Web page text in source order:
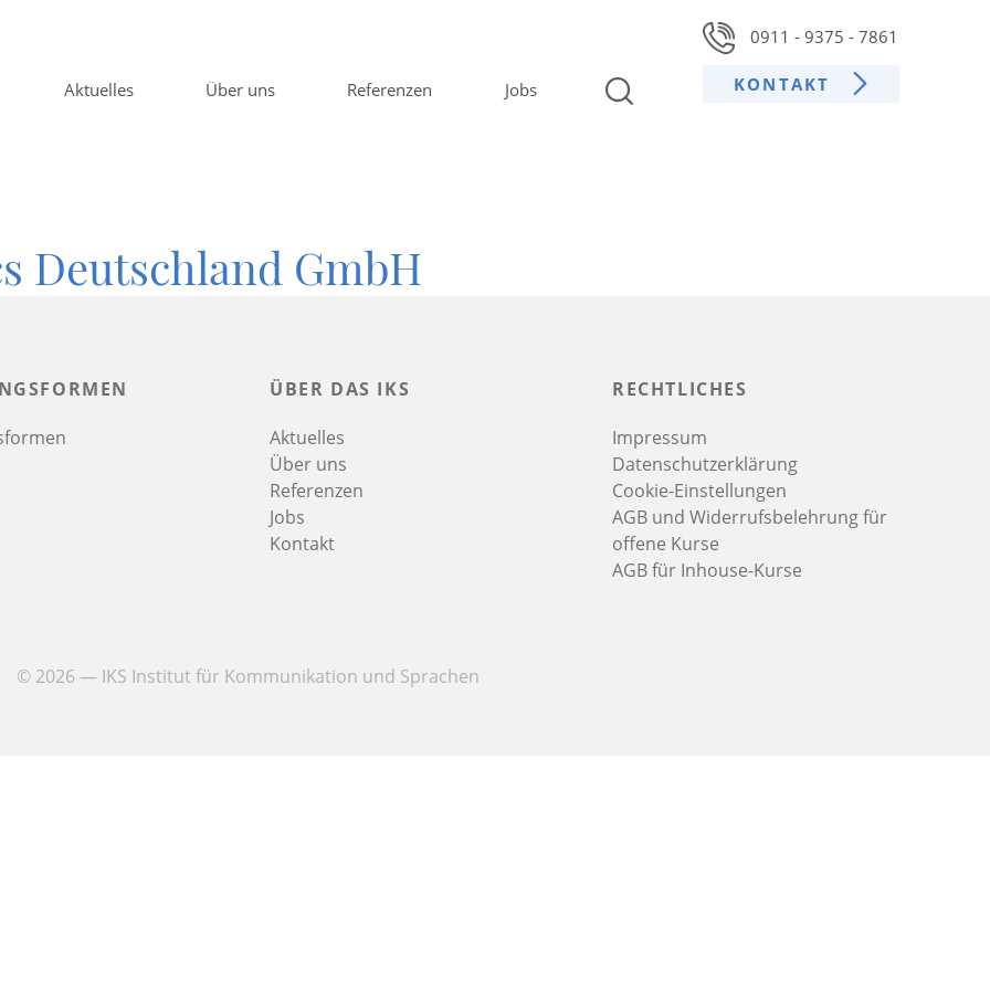
Aktuelles Über uns Referenzen Jobs
0911 - 9375 - 7861
KONTAKT
Deutschland GmbH
ÜBER DAS IKS
Aktuelles
Über uns
Referenzen
Jobs
Kontakt
RECHTLICHES
Impressum
Datenschutzerklärung
Cookie-Einstellungen
AGB und Widerrufsbelehrung für
offene Kurse
AGB für Inhouse-Kurse
© 2026 — IKS Institut für Kommunikation und Sprachen